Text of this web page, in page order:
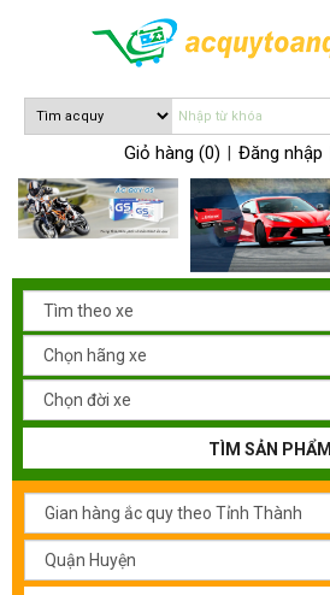
Giỏ hàng (0) Đăng nhập
TÌM SẢN PHẨM